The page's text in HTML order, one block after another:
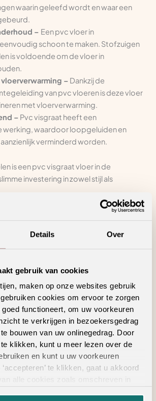
Details Over
gebruik van cookies
maken op onze websites gebruik
cookies om ervoor te zorgen
functioneert, om uw voorkeuren
te verkrijgen in bezoekersgedrag
bouwen van uw onlinegedrag. Door
te klikken, kunt u meer lezen over de
en kunt u uw voorkeuren
te klikken, gaat u akkoord
alle cookies zoals omschreven in
waarin geleefd wordt en waar een
– Een pvc vloer in
schoon te maken. Stofzuigen
is voldoende om de vloer in
– Dankzij de
van pvc vloeren is deze vloer
met vloerverwarming.
– Pvc visgraat heeft een
waardoor loopgeluiden en
verminderd worden.
is een pvc visgraat vloer in de
investering in zowel stijl als
voor een ruimtelijk effect en geven
graden gelegd, wat zorgt voor een
een speelse dynamiek in de ruimte. In
hout, is pvc visgraat eenvoudig te
en geluiddempend. Dit
een stijlvolle, maar ook een
voor drukke huishoudens.
interieur hebt met veel houttinten of juist
stijl, met de brede collectie
vind je altijd een vloer die perfect
past.